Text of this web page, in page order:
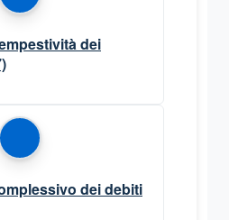
dei
dei debiti